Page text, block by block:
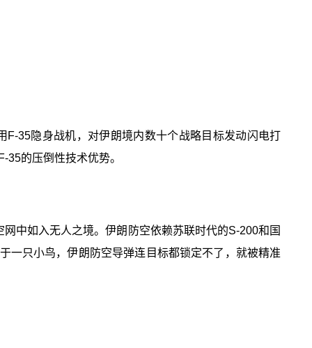
F-35隐身战机，对伊朗境内数十个战略目标发动闪电打
的压倒性技术优势。
中如入无人之境。伊朗防空依赖苏联时代的S-200和国
一只小鸟，伊朗防空导弹连目标都锁定不了，就被精准